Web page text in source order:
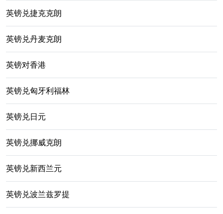
英镑兑捷克克朗
英镑兑丹麦克朗
英镑对香港
英镑兑匈牙利福林
英镑兑日元
英镑兑挪威克朗
英镑兑新西兰元
英镑兑波兰兹罗提